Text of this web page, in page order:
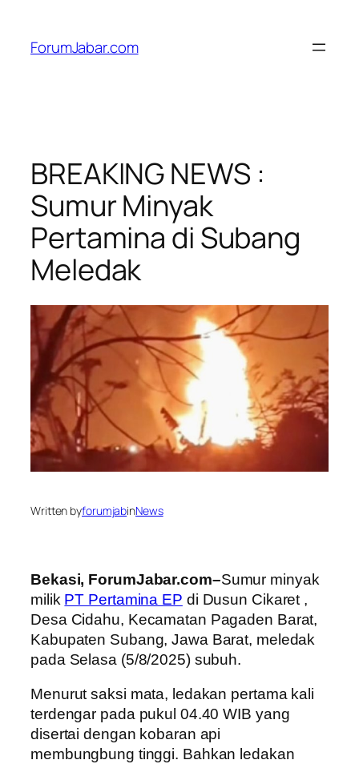
content
ForumJabar.com
BREAKING NEWS :
Sumur Minyak
Pertamina di Subang
Meledak
Written byforumjabinNews
Bekasi, ForumJabar.com–Sumur minyak
milik PT Pertamina EP di Dusun Cikaret ,
Desa Cidahu, Kecamatan Pagaden Barat,
Kabupaten Subang, Jawa Barat, meledak
pada Selasa (5/8/2025) subuh.
Menurut saksi mata, ledakan pertama kali
terdengar pada pukul 04.40 WIB yang
disertai dengan kobaran api
membungbung tinggi. Bahkan ledakan